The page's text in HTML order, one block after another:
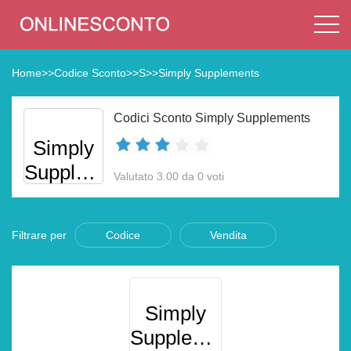
Home>>Codice Sconto>>S>>Simply Supplements
Simply
Supplements
Codici Sconto Simply Supplements
Valutato 3.00 da 0 voti
Filtrare per Codice Vendita
Simply
Supplements